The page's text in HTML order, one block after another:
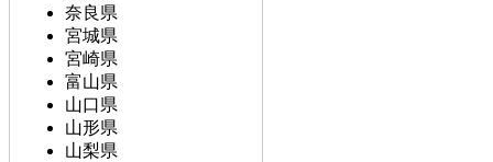
奈良県
宮城県
宮崎県
富山県
山口県
山形県
山梨県